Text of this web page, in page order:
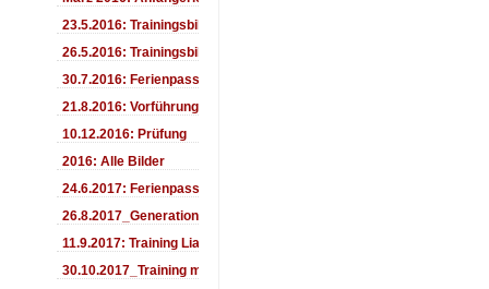
23.5.2016: Trainingsbilder
26.5.2016: Trainingsbilder
30.7.2016: Ferienpass
21.8.2016: Vorführung Bergfest Sehnde
10.12.2016: Prüfung
2016: Alle Bilder
24.6.2017: Ferienpass
26.8.2017_Generationentag_Sehnde
11.9.2017: Training LiaSuzuki Hildesheim
30.10.2017_Training mit Ando